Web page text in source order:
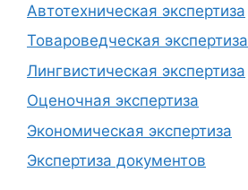
Автотехническая экспертиза
Товароведческая экспертиза
Лингвистическая экспертиза
Оценочная экспертиза
Экономическая экспертиза
Экспертиза документов